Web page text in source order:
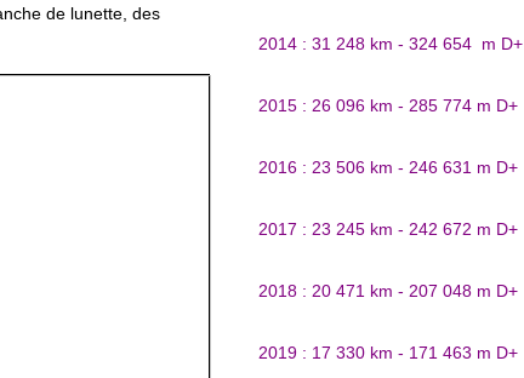
de lunette, des
2014 : 31 248 km - 324 654 m D+
2015 : 26 096 km - 285 774 m D+
2016 : 23 506 km - 246 631 m D+
2017 : 23 245 km - 242 672 m D+
2018 : 20 471 km - 207 048 m D+
2019 : 17 330 km - 171 463 m D+